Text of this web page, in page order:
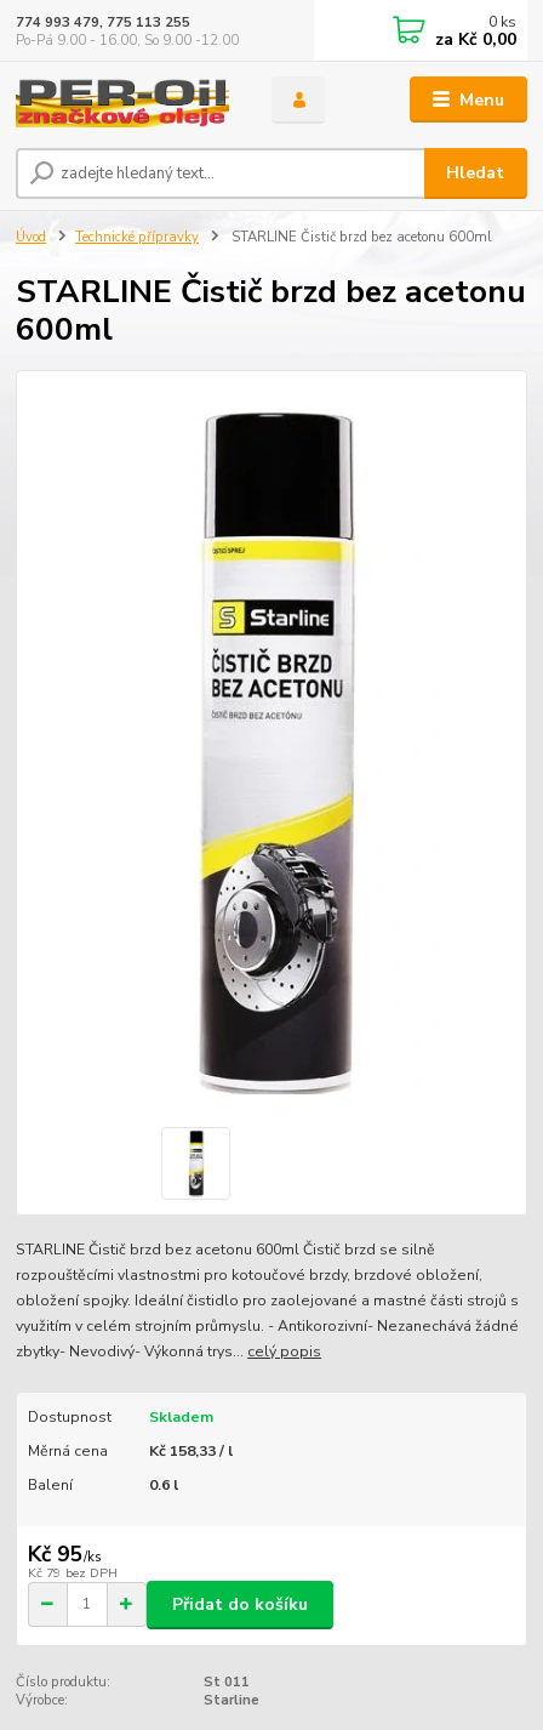
Menu
Hledat
774 993 479, 775 113 255
Po-Pá 9.00 - 16.00, So 9.00 -12.00
0 ks
za Kč 0,00
Úvod Technické přípravky STARLINE Čistič brzd bez acetonu 600ml
STARLINE Čistič brzd bez acetonu
600ml
STARLINE Čistič brzd bez acetonu 600ml Čistič brzd se silně
rozpouštěcími vlastnostmi pro kotoučové brzdy, brzdové obložení,
obložení spojky. Ideální čistidlo pro zaolejované a mastné části strojů s
využitím v celém strojním průmyslu. - Antikorozivní- Nezanechává žádné
zbytky- Nevodivý- Výkonná trys... celý popis
Dostupnost
Skladem
Měrná cena
Kč 158,33 / l
Balení
0.6 l
Kč 95/ks
Kč 79 bez DPH
Přidat do košíku
Číslo produktu:
St 011
Výrobce:
Starline